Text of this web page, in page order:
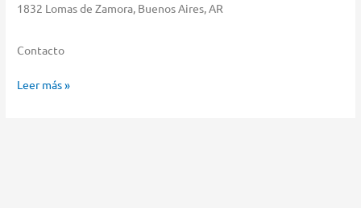
1832 Lomas de Zamora, Buenos Aires, AR
Contacto
Maraia
Leer más »